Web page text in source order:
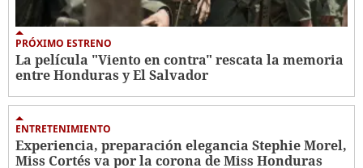
PRÓXIMO ESTRENO
La película "Viento en contra" rescata la memoria
entre Honduras y El Salvador
ENTRETENIMIENTO
Experiencia, preparación elegancia Stephie Morel,
Miss Cortés va por la corona de Miss Honduras